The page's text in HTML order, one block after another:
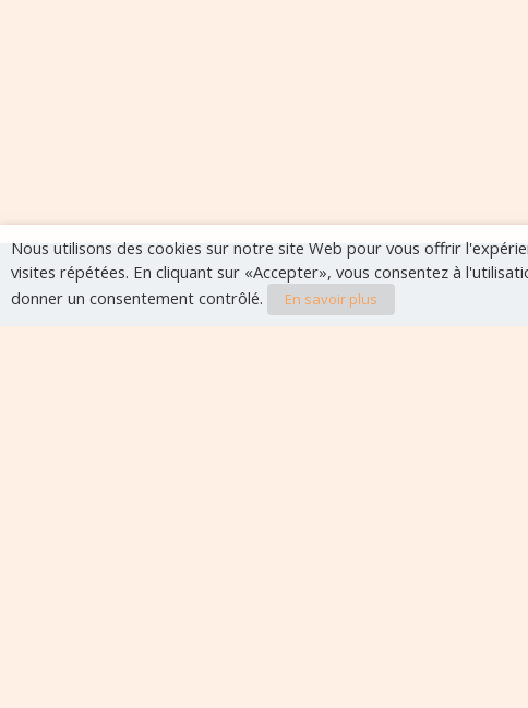
Nous utilisons des cookies sur notre site Web pour vous offrir
visites répétées. En cliquant sur «Accepter», vous consentez à
donner un consentement contrôlé.
En savoir plus